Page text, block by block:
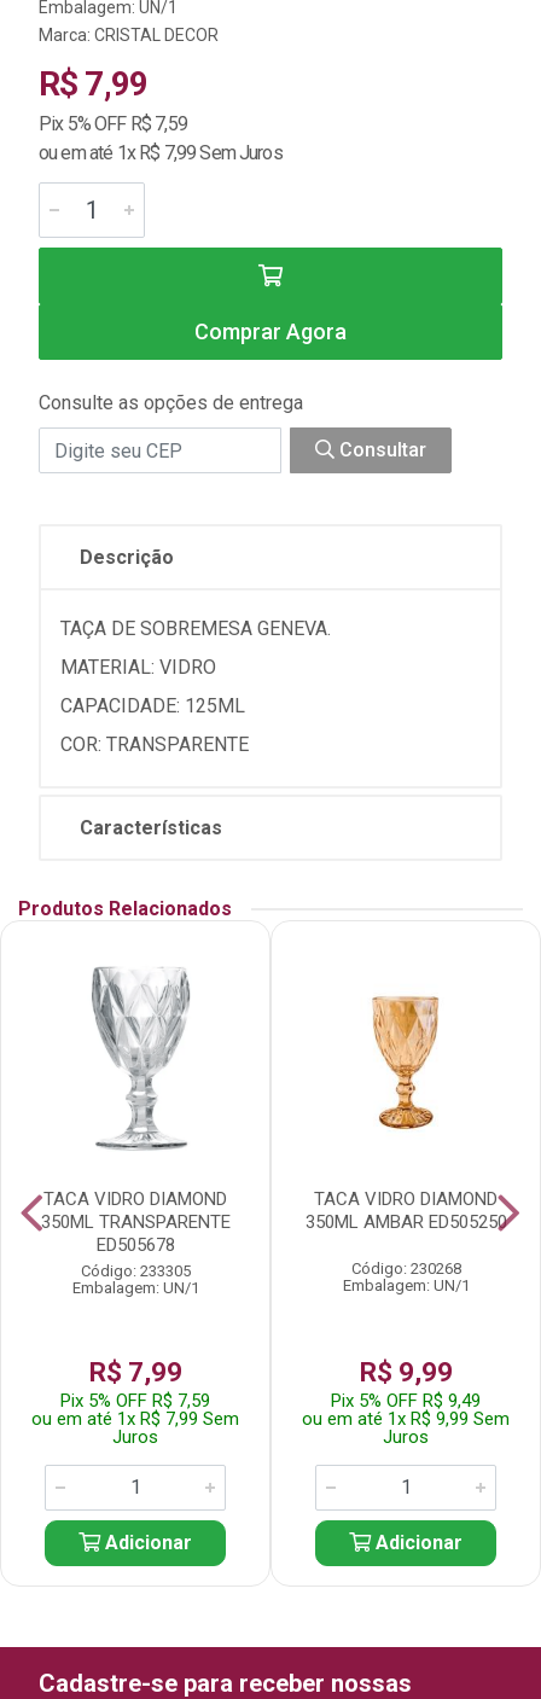
Embalagem: UN/1
Marca: CRISTAL DECOR
R$ 7,99
Pix 5% OFF R$ 7,59
ou em até 1x R$ 7,99 Sem Juros
Comprar Agora
Consulte as opções de entrega
Consultar
Descrição
TAÇA DE SOBREMESA GENEVA.
MATERIAL: VIDRO
CAPACIDADE: 125ML
COR: TRANSPARENTE
Características
Produtos Relacionados
TACA VIDRO DIAMOND
350ML TRANSPARENTE
ED505678
Código: 233305
Embalagem: UN/1
R$ 7,99
Pix 5% OFF R$ 7,59
ou em até 1x R$ 7,99 Sem
Juros
Adicionar
TACA VIDRO DIAMOND
350ML AMBAR ED505250
Código: 230268
Embalagem: UN/1
R$ 9,99
Pix 5% OFF R$ 9,49
ou em até 1x R$ 9,99 Sem
Juros
Adicionar
Cadastre-se para receber nossas